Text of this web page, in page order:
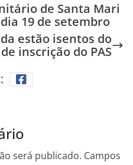
de Santa Mari
19 de setembro
estão isentos do
inscrição do PAS
será publicado. Campos